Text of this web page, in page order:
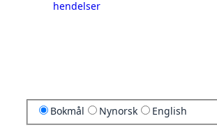
hendelser
Bokmål Nynorsk English